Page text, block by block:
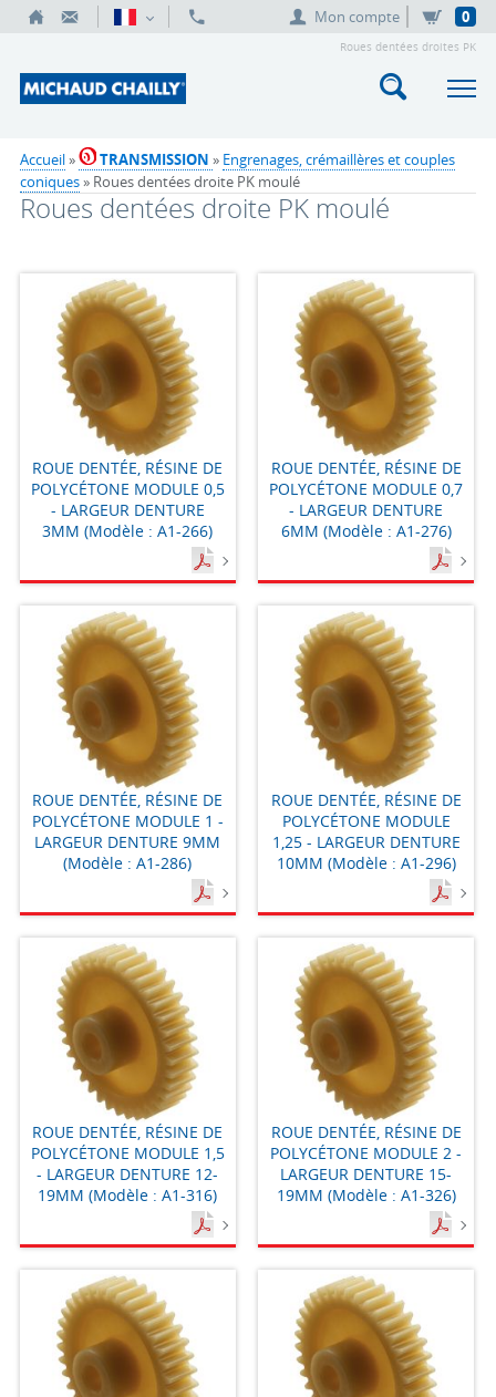
Mon compte 0
Roues dentées droites PK
Accueil» TRANSMISSION » Engrenages, crémaillères et couples
coniques» Roues dentées droite PK moulé
Roues dentées droite PK moulé
ROUE DENTÉE, RÉSINE DE
POLYCÉTONE MODULE 0,5
- LARGEUR DENTURE
3MM (Modèle : A1-266)
ROUE DENTÉE, RÉSINE DE
POLYCÉTONE MODULE 0,7
- LARGEUR DENTURE
6MM (Modèle : A1-276)
ROUE DENTÉE, RÉSINE DE
POLYCÉTONE MODULE 1 -
LARGEUR DENTURE 9MM
(Modèle : A1-286)
ROUE DENTÉE, RÉSINE DE
POLYCÉTONE MODULE
1,25 - LARGEUR DENTURE
10MM (Modèle : A1-296)
ROUE DENTÉE, RÉSINE DE
POLYCÉTONE MODULE 1,5
- LARGEUR DENTURE 12-
19MM (Modèle : A1-316)
ROUE DENTÉE, RÉSINE DE
POLYCÉTONE MODULE 2 -
LARGEUR DENTURE 15-
19MM (Modèle : A1-326)